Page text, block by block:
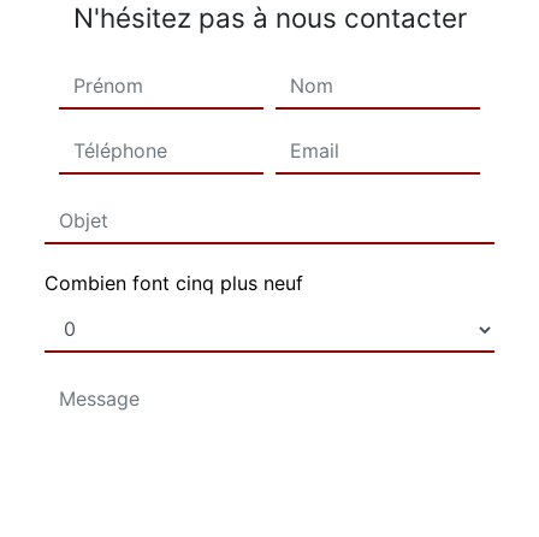
N'hésitez pas à nous contacter
Combien font cinq plus neuf